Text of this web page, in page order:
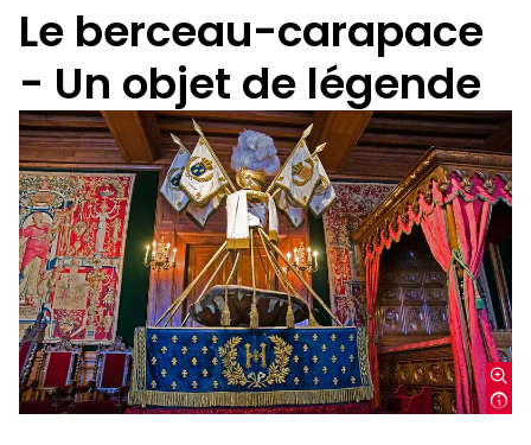
Le berceau-carapace
- Un objet de légende